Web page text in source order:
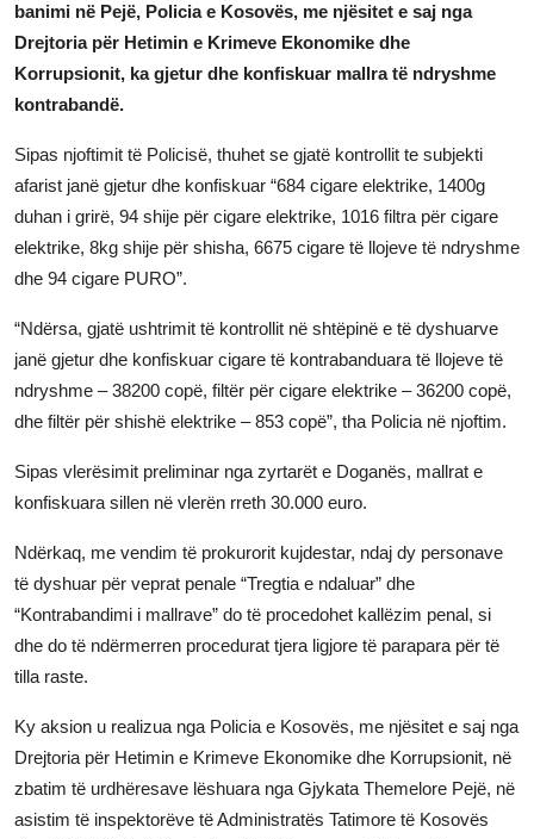
banimi në Pejë, Policia e Kosovës, me njësitet e saj nga
Drejtoria për Hetimin e Krimeve Ekonomike dhe
Korrupsionit, ka gjetur dhe konfiskuar mallra të ndryshme
kontrabandë.
Sipas njoftimit të Policisë, thuhet se gjatë kontrollit te subjekti
afarist janë gjetur dhe konfiskuar “684 cigare elektrike, 1400g
duhan i grirë, 94 shije për cigare elektrike, 1016 filtra për cigare
elektrike, 8kg shije për shisha, 6675 cigare të llojeve të ndryshme
dhe 94 cigare PURO”.
“Ndërsa, gjatë ushtrimit të kontrollit në shtëpinë e të dyshuarve
janë gjetur dhe konfiskuar cigare të kontrabanduara të llojeve të
ndryshme – 38200 copë, filtër për cigare elektrike – 36200 copë,
dhe filtër për shishë elektrike – 853 copë”, tha Policia në njoftim.
Sipas vlerësimit preliminar nga zyrtarët e Doganës, mallrat e
konfiskuara sillen në vlerën rreth 30.000 euro.
Ndërkaq, me vendim të prokurorit kujdestar, ndaj dy personave
të dyshuar për veprat penale “Tregtia e ndaluar” dhe
“Kontrabandimi i mallrave” do të procedohet kallëzim penal, si
dhe do të ndërmerren procedurat tjera ligjore të parapara për të
tilla raste.
Ky aksion u realizua nga Policia e Kosovës, me njësitet e saj nga
Drejtoria për Hetimin e Krimeve Ekonomike dhe Korrupsionit, në
zbatim të urdhëresave lëshuara nga Gjykata Themelore Pejë, në
asistim të inspektorëve të Administratës Tatimore të Kosovës